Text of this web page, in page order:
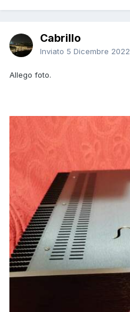
Cabrillo
Inviato 5 Dicembre 2022
Allego foto.